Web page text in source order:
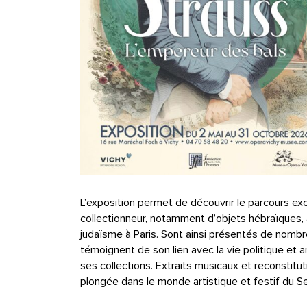
L’exposition permet de découvrir le parcours
collectionneur, notamment d’objets hébraïques,
judaïsme à Paris. Sont ainsi présentés de
témoignent de son lien avec la vie politique et
ses collections. Extraits musicaux et
plongée dans le monde artistique et festif du